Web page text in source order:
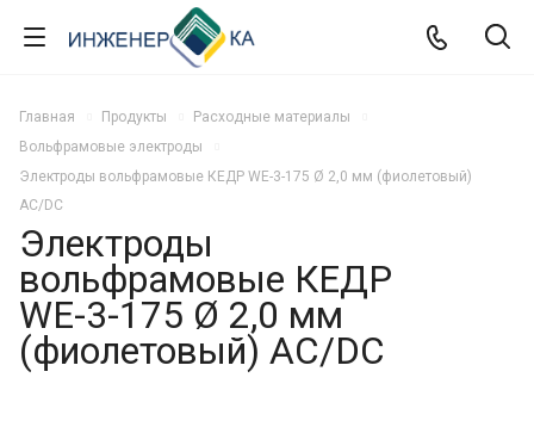
Главная Продукты
Расходные материалы
Вольфрамовые электроды
Электроды вольфрамовые КЕДР WE-3-175 Ø 2,0 мм (фиолетовый)
AC/DC
Электроды
вольфрамовые КЕДР
WE-3-175 Ø 2,0 мм
(фиолетовый) AC/DC